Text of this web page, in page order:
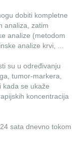
dobiti kompletne
analiza, zatim
analize (metodom
analize krvi, ...
su u određivanju
tumor-markera,
kada se ukaže
koncentracija
sata dnevno tokom